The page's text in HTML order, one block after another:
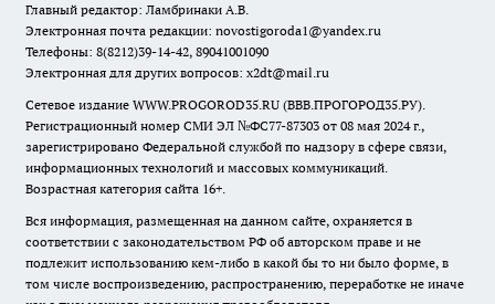
Главный редактор: Ламбринаки А.В.
Электронная почта редакции: novostigoroda1@yandex.ru
Телефоны: 8(8212)39-14-42, 89041001090
Электронная для других вопросов: x2dt@mail.ru
Сетевое издание WWW.PROGOROD35.RU (ВВВ.ПРОГОРОД35.РУ).
Регистрационный номер СМИ ЭЛ №ФС77-87303 от 08 мая 2024 г.,
зарегистрировано Федеральной службой по надзору в сфере связи,
информационных технологий и массовых коммуникаций.
Возрастная категория сайта 16+.
Вся информация, размещенная на данном сайте, охраняется в
соответствии с законодательством РФ об авторском праве и не
подлежит использованию кем-либо в какой бы то ни было форме, в
том числе воспроизведению, распространению, переработке не иначе